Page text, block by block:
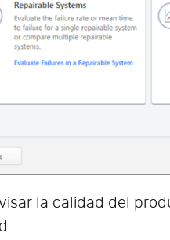
la calidad del